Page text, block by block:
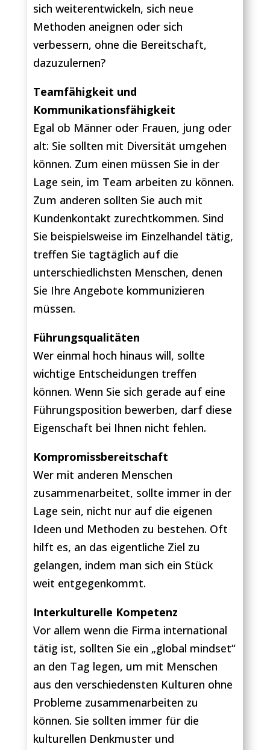
sich weiterentwickeln, sich neue
Methoden aneignen oder sich
verbessern, ohne die Bereitschaft,
dazuzulernen?
Teamfähigkeit und
Kommunikationsfähigkeit
Egal ob Männer oder Frauen, jung oder
alt: Sie sollten mit Diversität umgehen
können. Zum einen müssen Sie in der
Lage sein, im Team arbeiten zu können.
Zum anderen sollten Sie auch mit
Kundenkontakt zurechtkommen. Sind
Sie beispielsweise im Einzelhandel tätig,
treffen Sie tagtäglich auf die
unterschiedlichsten Menschen, denen
Sie Ihre Angebote kommunizieren
müssen.
Führungsqualitäten
Wer einmal hoch hinaus will, sollte
wichtige Entscheidungen treffen
können. Wenn Sie sich gerade auf eine
Führungsposition bewerben, darf diese
Eigenschaft bei Ihnen nicht fehlen.
Kompromissbereitschaft
Wer mit anderen Menschen
zusammenarbeitet, sollte immer in der
Lage sein, nicht nur auf die eigenen
Ideen und Methoden zu bestehen. Oft
hilft es, an das eigentliche Ziel zu
gelangen, indem man sich ein Stück
weit entgegenkommt.
Interkulturelle Kompetenz
Vor allem wenn die Firma international
tätig ist, sollten Sie ein „global mindset“
an den Tag legen, um mit Menschen
aus den verschiedensten Kulturen ohne
Probleme zusammenarbeiten zu
können. Sie sollten immer für die
kulturellen Denkmuster und